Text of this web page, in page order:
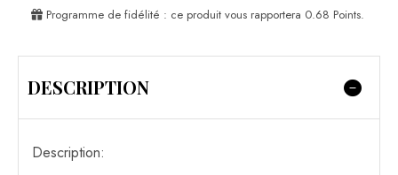
Programme de fidélité : ce produit vous rapportera 0.68 Points.
DESCRIPTION
Description: